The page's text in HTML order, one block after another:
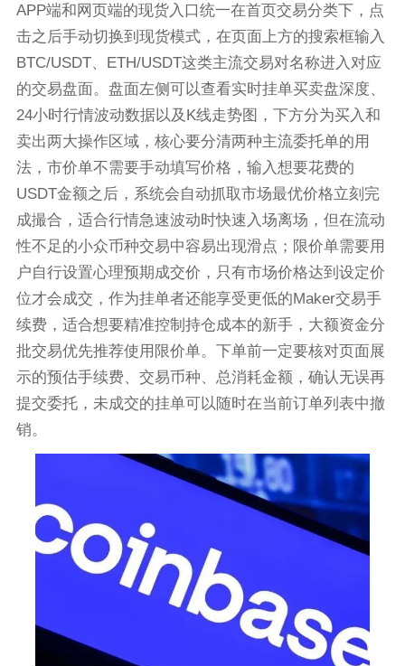
APP端和网页端的现货入口统一在首页交易分类下，点
击之后手动切换到现货模式，在页面上方的搜索框输入
BTC/USDT、ETH/USDT这类主流交易对名称进入对应
的交易盘面。盘面左侧可以查看实时挂单买卖盘深度、
24小时行情波动数据以及K线走势图，下方分为买入和
卖出两大操作区域，核心要分清两种主流委托单的用
法，市价单不需要手动填写价格，输入想要花费的
USDT金额之后，系统会自动抓取市场最优价格立刻完
成撮合，适合行情急速波动时快速入场离场，但在流动
性不足的小众币种交易中容易出现滑点；限价单需要用
户自行设置心理预期成交价，只有市场价格达到设定价
位才会成交，作为挂单者还能享受更低的Maker交易手
续费，适合想要精准控制持仓成本的新手，大额资金分
批交易优先推荐使用限价单。下单前一定要核对页面展
示的预估手续费、交易币种、总消耗金额，确认无误再
提交委托，未成交的挂单可以随时在当前订单列表中撤
销。